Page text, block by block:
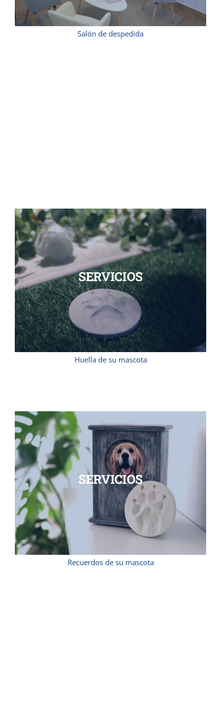
Salón de despedida
SERVICIOS
Huella de su mascota
SERVICIOS
Recuerdos de su mascota